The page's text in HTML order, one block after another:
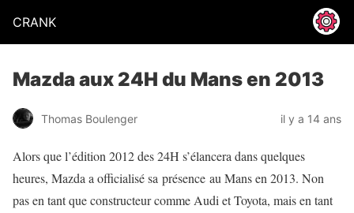
CRANK
Mazda aux 24H du Mans en 2013
Thomas Boulenger il y a 14 ans
Alors que l’édition 2012 des 24H s’élancera dans quelques
heures, Mazda a officialisé sa présence au Mans en 2013. Non
pas en tant que constructeur comme Audi et Toyota, mais en tant